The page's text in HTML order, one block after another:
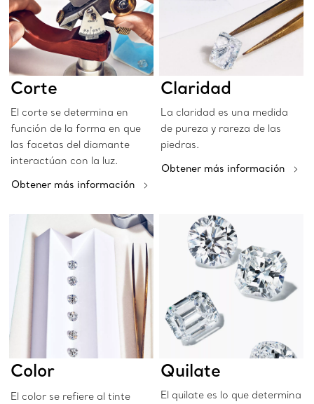
Corte
El corte se determina en
función de la forma en que
las facetas del diamante
interactúan con la luz.
Obtener más información
Claridad
La claridad es una medida
de pureza y rareza de las
piedras.
Obtener más información
Color
El color se refiere al tinte
Quilate
El quilate es lo que determina